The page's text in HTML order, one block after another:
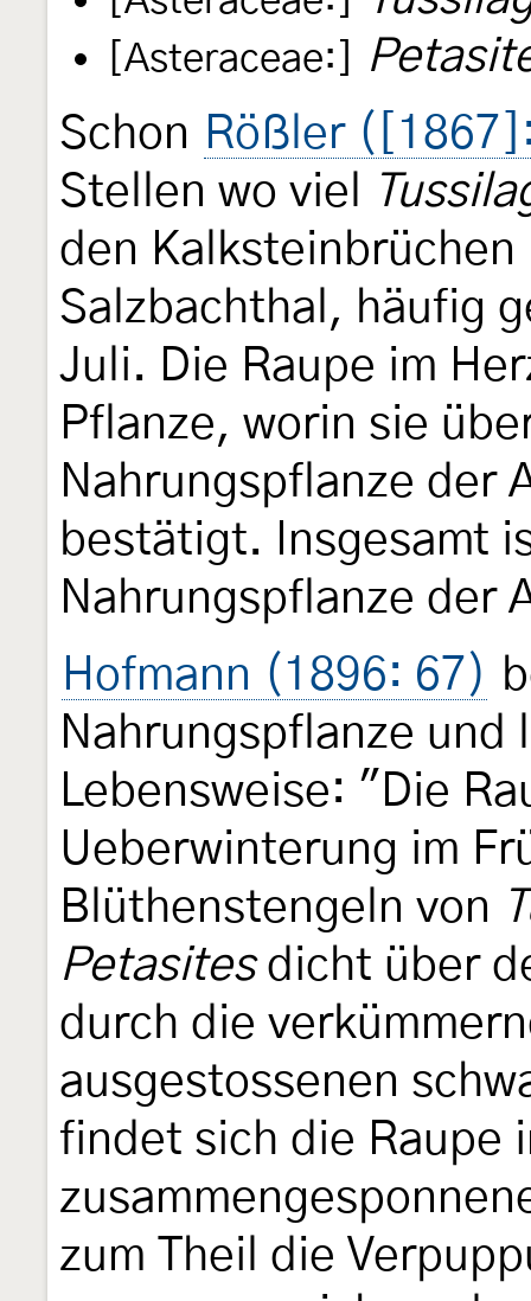
[Asteraceae:]
Schon Rößler
Stellen wo viel
den
Salzbachthal, häufig
Juli. Die Raupe im
Pflanze, worin sie
Nahrungspflanze der
bestätigt. Insgesamt
Nahrungspflanze der
Hofmann (1896: 67)
Nahrungspflanze
Lebensweise: "Die
Ueberwinterung im
Blüthenstengeln von
Petasitesdicht über
durch die
ausgestossenen
findet sich die Raupe
zum Theil die